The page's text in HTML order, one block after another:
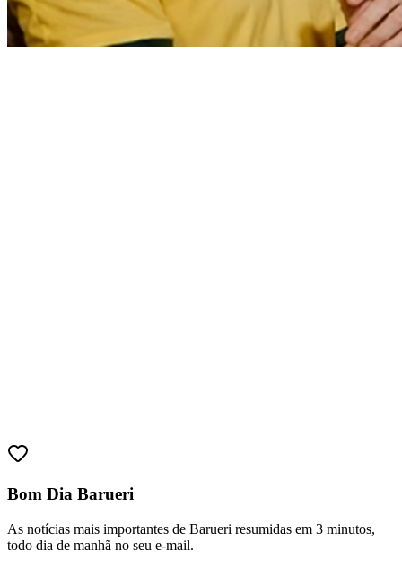
Bom Dia Barueri
As notícias mais importantes de Barueri resumidas em 3 minutos,
todo dia de manhã no seu e-mail.